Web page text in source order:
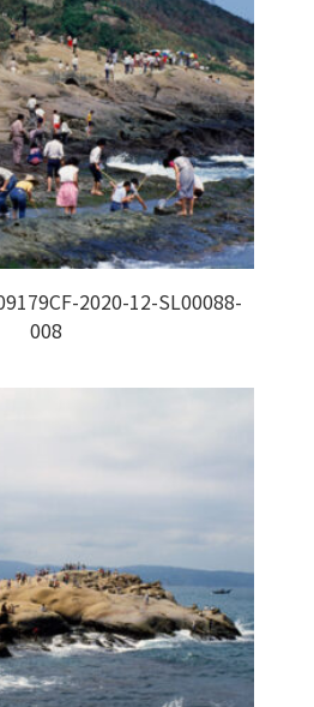
2020-12-SL00088-
008